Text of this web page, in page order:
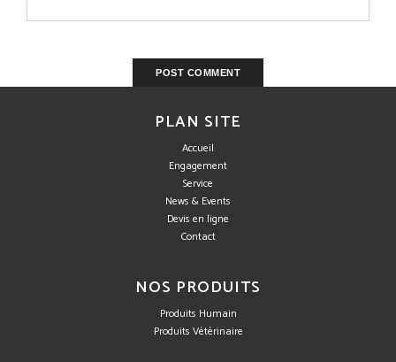
PLAN SITE
Accueil
Engagement
Service
News & Events
Devis en ligne
Contact
NOS PRODUITS
Produits Humain
Produits Vétérinaire